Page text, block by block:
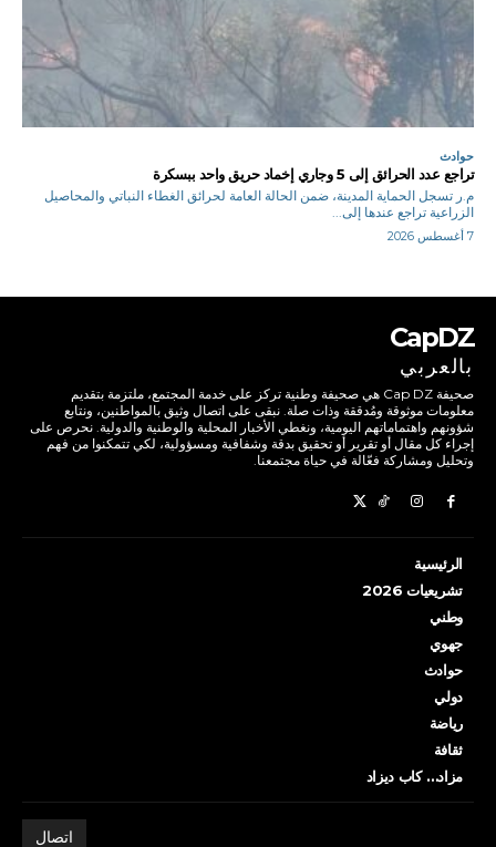
حوادث
تراجع عدد الحرائق إلى 5 وجاري إخماد حريق واحد ببسكرة
م.ر تسجل الحماية المدينة، ضمن الحالة العامة لحرائق الغطاء النباتي والمحاصيل
الزراعية تراجع عندها إلى...
7 أغسطس 2026
CapDZ
بالعربي
صحيفة Cap DZ هي صحيفة وطنية تركز على خدمة المجتمع، ملتزمة بتقديم
معلومات موثوقة ومُدققة وذات صلة. نبقى على اتصال وثيق بالمواطنين، ونتابع
شؤونهم واهتماماتهم اليومية، ونغطي الأخبار المحلية والوطنية والدولية. نحرص على
إجراء كل مقال أو تقرير أو تحقيق بدقة وشفافية ومسؤولية، لكي تتمكنوا من فهم
وتحليل ومشاركة فعّالة في حياة مجتمعنا.
الرئيسية
تشريعيات 2026
وطني
جهوي
حوادث
دولي
رياضة
ثقافة
مزاد… كاب ديزاد
اتصال